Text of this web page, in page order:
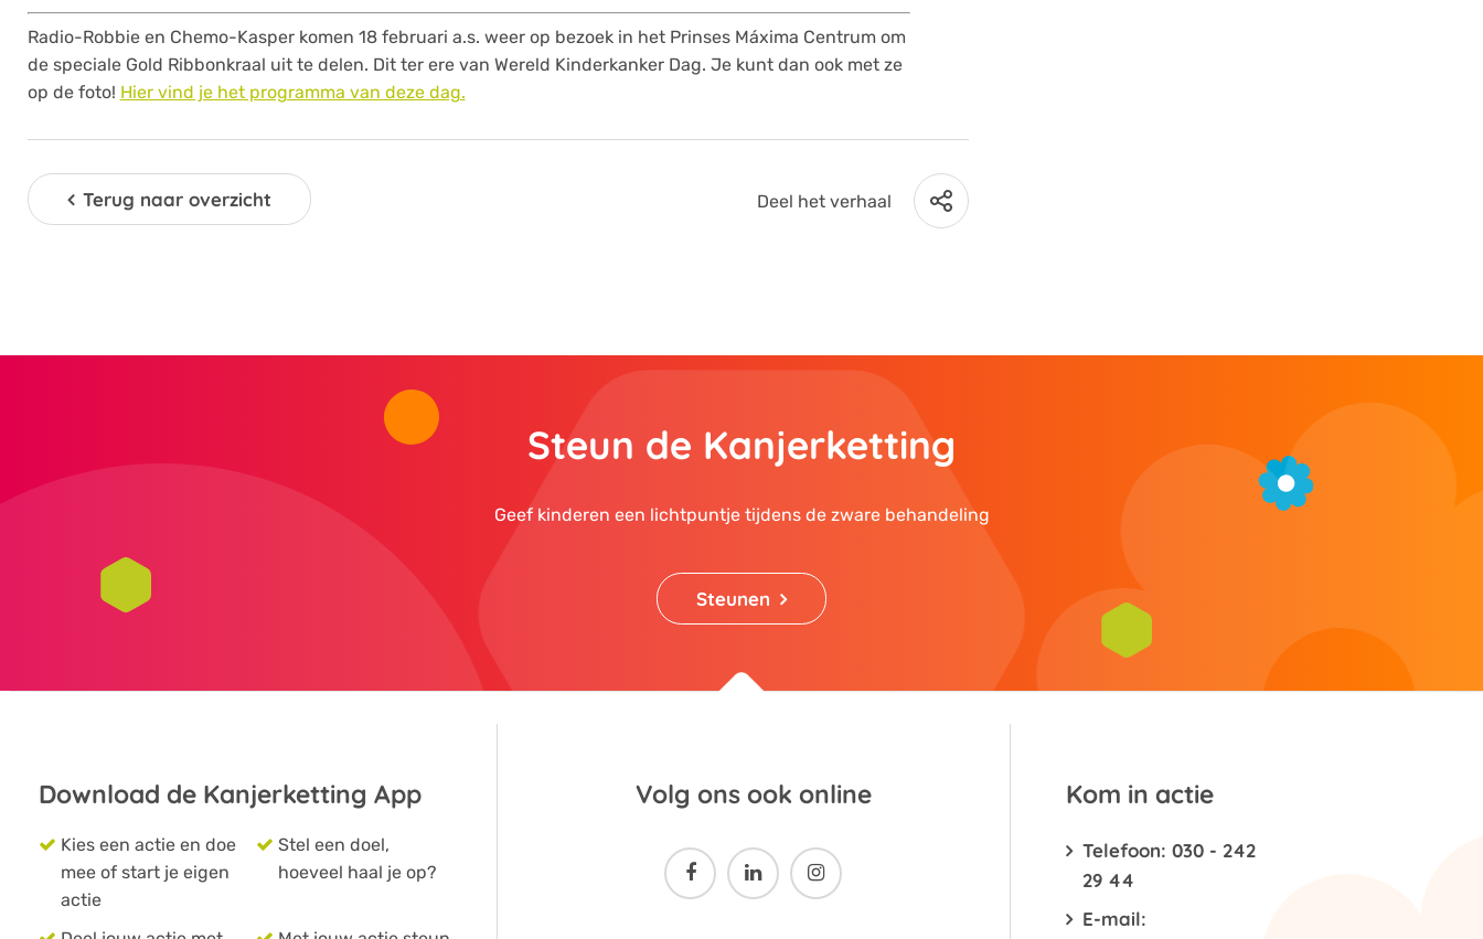
Radio-Robbie en Chemo-Kasper komen 18 februari a.s. weer op bezoek in het Prinses Máxima Centrum om
de speciale Gold Ribbonkraal uit te delen. Dit ter ere van Wereld Kinderkanker Dag. Je kunt dan ook met ze
op de foto! Hier vind je het programma van deze dag.
Terug naar overzicht Deel het verhaal
Steun de Kanjerketting
Geef kinderen een lichtpuntje tijdens de zware behandeling
Steunen
Download de Kanjerketting App
Kies een actie en doe
mee of start je eigen
actie
Stel een doel,
hoeveel haal je op?
Volg ons ook online
  
Kom in actie
Telefoon: 030 - 242
29 44
E-mail: